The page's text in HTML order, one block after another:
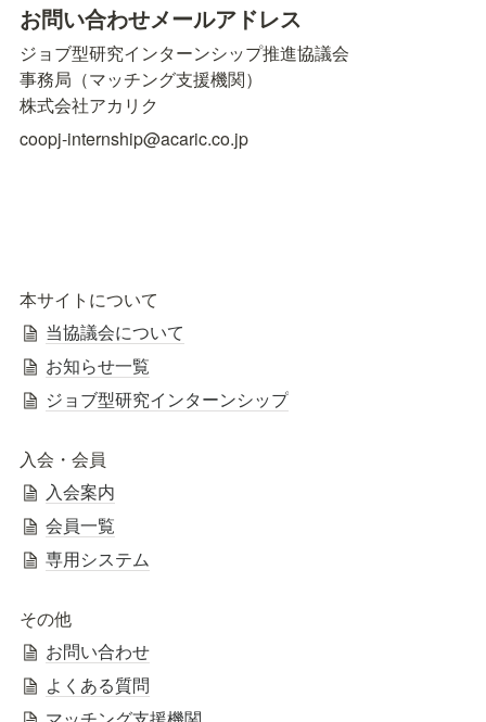
お問い合わせメールアドレス
ジョブ型研究インターンシップ推進協議会
事務局（マッチング支援機関）
株式会社アカリク
coopj-internship@acaric.co.jp
本サイトについて
当協議会について
お知らせ一覧
ジョブ型研究インターンシップ
入会・会員
入会案内
会員一覧
専用システム
その他
お問い合わせ
よくある質問